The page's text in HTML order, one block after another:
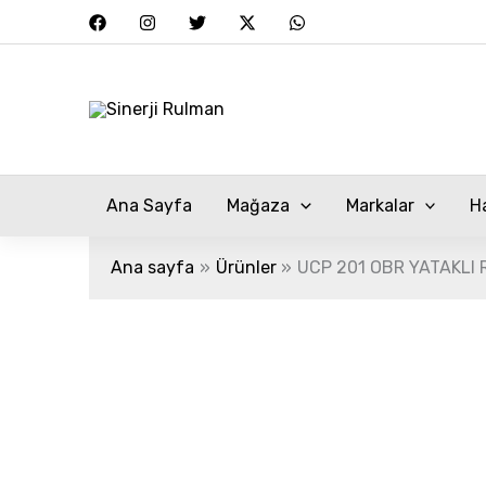
atla
Ana Sayfa Mağaza Markalar
Ana sayfa Ürünler UCP 201 OBR YATAKLI